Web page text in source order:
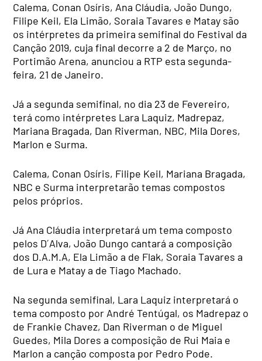
Calema, Conan Osíris, Ana Cláudia, João Dungo,
Filipe Keil, Ela Limão, Soraia Tavares e Matay são
os intérpretes da primeira semifinal do Festival da
Canção 2019, cuja final decorre a 2 de Março, no
Portimão Arena, anunciou a RTP esta segunda-
feira, 21 de Janeiro.
Já a segunda semifinal, no dia 23 de Fevereiro,
terá como intérpretes Lara Laquiz, Madrepaz,
Mariana Bragada, Dan Riverman, NBC, Mila Dores,
Marlon e Surma.
Calema, Conan Osíris, Filipe Keil, Mariana Bragada,
NBC e Surma interpretarão temas compostos
pelos próprios.
Já Ana Cláudia interpretará um tema composto
pelos D´Alva, João Dungo cantará a composição
dos D.A.M.A, Ela Limão a de Flak, Soraia Tavares a
de Lura e Matay a de Tiago Machado.
Na segunda semifinal, Lara Laquiz interpretará o
tema composto por André Tentúgal, os Madrepaz o
de Frankie Chavez, Dan Riverman o de Miguel
Guedes, Mila Dores a composição de Rui Maia e
Marlon a canção composta por Pedro Pode.